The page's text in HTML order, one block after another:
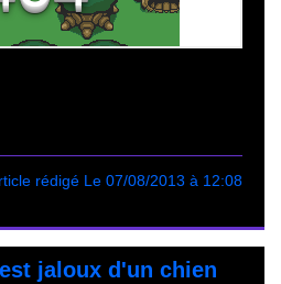
rédigé Le 07/08/2013 à 12:08
jaloux d'un chien